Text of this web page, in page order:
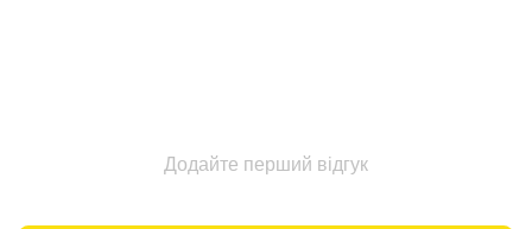
Додайте перший відгук